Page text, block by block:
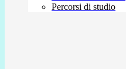
Percorsi di studio